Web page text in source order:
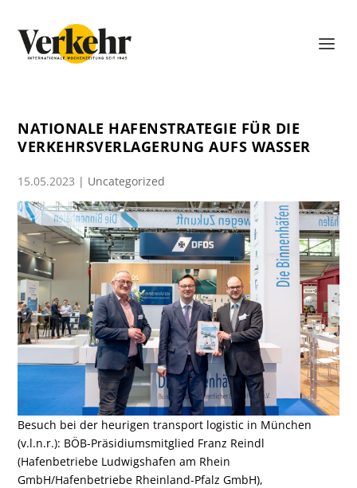
NATIONALE HAFENSTRATEGIE FÜR DIE
VERKEHRSVERLAGERUNG AUFS WASSER
15.05.2023 | Uncategorized
Besuch bei der heurigen transport logistic in München
(v.l.n.r.): BÖB-Präsidiumsmitglied Franz Reindl
(Hafenbetriebe Ludwigshafen am Rhein
GmbH/Hafenbetriebe Rheinland-Pfalz GmbH),